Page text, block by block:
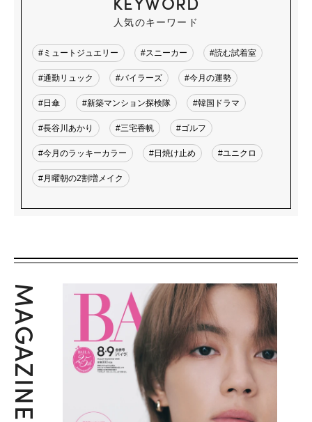
人気のキーワード
#ミュートジュエリー #スニーカー #読む試着室
#通勤リュック #バイラーズ #今月の運勢
#日傘 #新築マンション探検隊 #韓国ドラマ
#長谷川あかり #三宅香帆 #ゴルフ
#今月のラッキーカラー #日焼け止め #ユニクロ
#月曜朝の2割増メイク
MAGAZINE